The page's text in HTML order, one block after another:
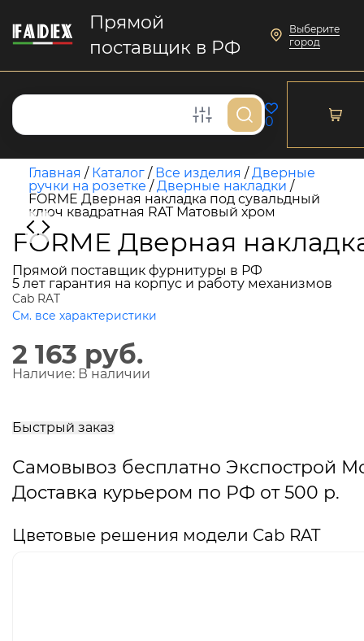
Прямой
поставщик в РФ
Выберите
город
0
Главная / Каталог / Все изделия /Дверные
ручки на розетке /Дверные накладки /
FORME Дверная накладка под сувальдный
ключ квадратная RAT Матовый хром
FORME Дверная
Прямой поставщик фурнитуры в РФ
5 лет гарантия на корпус и работу механизмов
Cab RAT
См. все характеристики
2 163 руб.
Наличие: В наличии
Быстрый заказ
Самовывоз бесплатно Экспострой
Доставка курьером по РФ от 500 р.
Цветовые решения модели Cab RAT